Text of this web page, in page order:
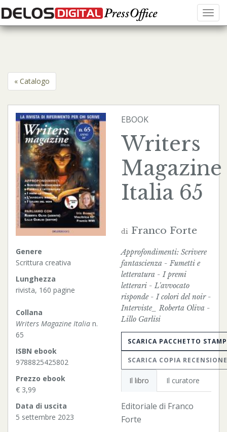
Menu
« Catalogo
Genere
Scrittura creativa
Lunghezza
rivista, 160 pagine
Collana
Writers Magazine Italia n.
65
ISBN ebook
9788825425802
Prezzo ebook
€ 3,99
Data di uscita
5 settembre 2023
EBOOK
Writers
Magazine
Italia 65
di Franco Forte
Approfondimenti: Scrivere
fantascienza - Fumetti e
letteratura - I premi
letterari - L'avvocato
risponde - I colori del noir -
Interviste_ Roberta Oliva -
Lillo Garlisi
SCARICA PACCHETTO
SCARICA COPIA RECENSIONE
Il libro Il curatore
Editoriale di Franco
Forte